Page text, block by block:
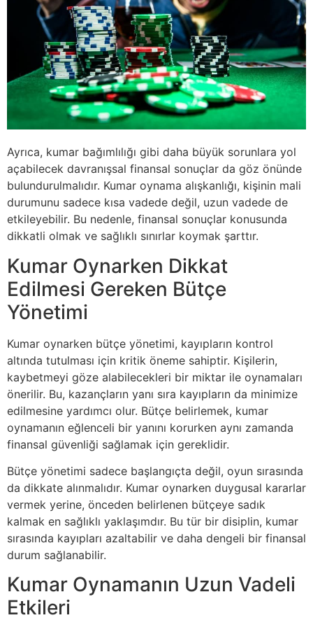
Ayrıca, kumar bağımlılığı gibi daha büyük sorunlara yol
açabilecek davranışsal finansal sonuçlar da göz önünde
bulundurulmalıdır. Kumar oynama alışkanlığı, kişinin mali
durumunu sadece kısa vadede değil, uzun vadede de
etkileyebilir. Bu nedenle, finansal sonuçlar konusunda
dikkatli olmak ve sağlıklı sınırlar koymak şarttır.
Kumar Oynarken Dikkat
Edilmesi Gereken Bütçe
Yönetimi
Kumar oynarken bütçe yönetimi, kayıpların kontrol
altında tutulması için kritik öneme sahiptir. Kişilerin,
kaybetmeyi göze alabilecekleri bir miktar ile oynamaları
önerilir. Bu, kazançların yanı sıra kayıpların da minimize
edilmesine yardımcı olur. Bütçe belirlemek, kumar
oynamanın eğlenceli bir yanını korurken aynı zamanda
finansal güvenliği sağlamak için gereklidir.
Bütçe yönetimi sadece başlangıçta değil, oyun sırasında
da dikkate alınmalıdır. Kumar oynarken duygusal kararlar
vermek yerine, önceden belirlenen bütçeye sadık
kalmak en sağlıklı yaklaşımdır. Bu tür bir disiplin, kumar
sırasında kayıpları azaltabilir ve daha dengeli bir finansal
durum sağlanabilir.
Kumar Oynamanın Uzun Vadeli
Etkileri